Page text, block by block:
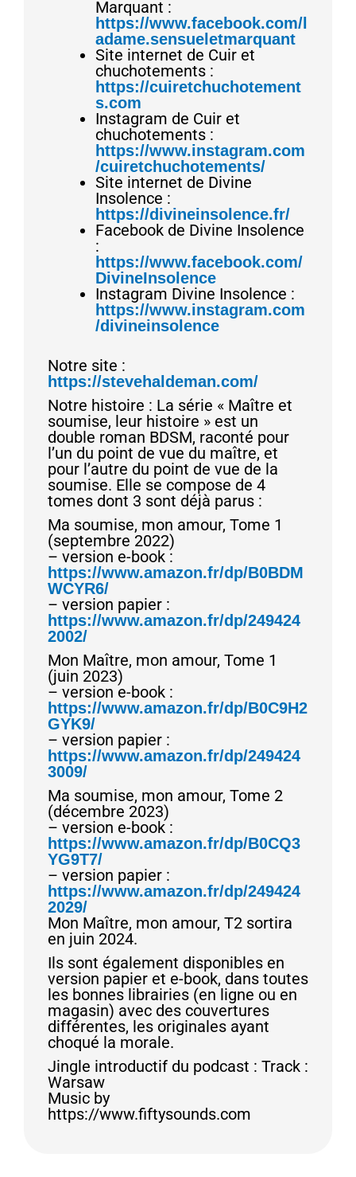
Marquant :
https://www.facebook.com/l
adame.sensueletmarquant
Site internet de Cuir et
chuchotements :
https://cuiretchuchotement
s.com
Instagram de Cuir et
chuchotements :
https://www.instagram.com
/cuiretchuchotements/
Site internet de Divine
Insolence :
https://divineinsolence.fr/
Facebook de Divine Insolence
:
https://www.facebook.com/
DivineInsolence
Instagram Divine Insolence :
https://www.instagram.com
/divineinsolence
Notre site :
https://stevehaldeman.com/
Notre histoire : La série « Maître et
soumise, leur histoire » est un
double roman BDSM, raconté pour
l’un du point de vue du maître, et
pour l’autre du point de vue de la
soumise. Elle se compose de 4
tomes dont 3 sont déjà parus :
Ma soumise, mon amour, Tome 1
(septembre 2022)
– version e-book :
https://www.amazon.fr/dp/B0BDM
WCYR6/
– version papier :
https://www.amazon.fr/dp/249424
2002/
Mon Maître, mon amour, Tome 1
(juin 2023)
– version e-book :
https://www.amazon.fr/dp/B0C9H2
GYK9/
– version papier :
https://www.amazon.fr/dp/249424
3009/
Ma soumise, mon amour, Tome 2
(décembre 2023)
– version e-book :
https://www.amazon.fr/dp/B0CQ3
YG9T7/
– version papier :
https://www.amazon.fr/dp/249424
2029/
Mon Maître, mon amour, T2 sortira
en juin 2024.
Ils sont également disponibles en
version papier et e-book, dans toutes
les bonnes librairies (en ligne ou en
magasin) avec des couvertures
différentes, les originales ayant
choqué la morale.
Jingle introductif du podcast : Track :
Warsaw
Music by
https://www.fiftysounds.com